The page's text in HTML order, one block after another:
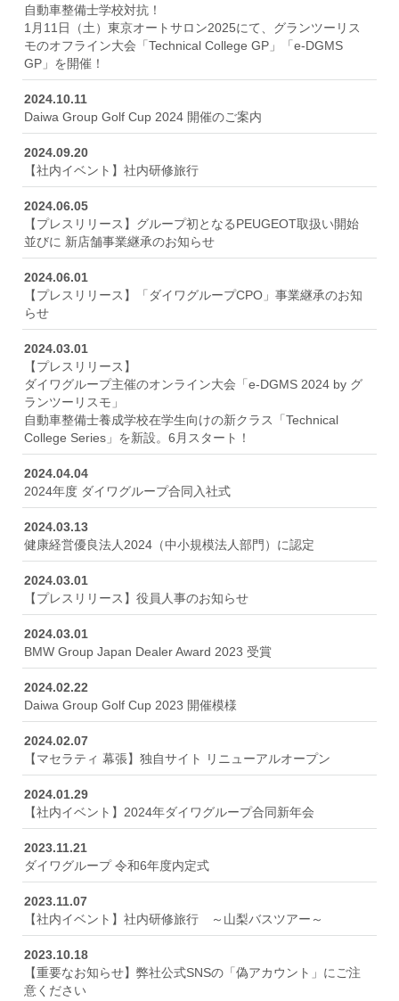
自動車整備士学校対抗！
1月11日（土）東京オートサロン2025にて、グランツーリス
モのオフライン大会「Technical College GP」「e-DGMS
GP」を開催！
2024.10.11
Daiwa Group Golf Cup 2024 開催のご案内
2024.09.20
【社内イベント】社内研修旅行
2024.06.05
【プレスリリース】グループ初となるPEUGEOT取扱い開始
並びに 新店舗事業継承のお知らせ
2024.06.01
【プレスリリース】「ダイワグループCPO」事業継承のお知
らせ
2024.03.01
【プレスリリース】
ダイワグループ主催のオンライン大会「e-DGMS 2024 by グ
ランツーリスモ」
自動車整備士養成学校在学生向けの新クラス「Technical
College Series」を新設。6月スタート！
2024.04.04
2024年度 ダイワグループ合同入社式
2024.03.13
健康経営優良法人2024（中小規模法人部門）に認定
2024.03.01
【プレスリリース】役員人事のお知らせ
2024.03.01
BMW Group Japan Dealer Award 2023 受賞
2024.02.22
Daiwa Group Golf Cup 2023 開催模様
2024.02.07
【マセラティ 幕張】独自サイト リニューアルオープン
2024.01.29
【社内イベント】2024年ダイワグループ合同新年会
2023.11.21
ダイワグループ 令和6年度内定式
2023.11.07
【社内イベント】社内研修旅行 ～山梨バスツアー～
2023.10.18
【重要なお知らせ】弊社公式SNSの「偽アカウント」にご注
意ください